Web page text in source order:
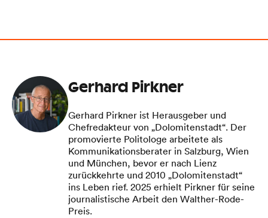
Gerhard Pirkner
Gerhard Pirkner ist Herausgeber und
Chefredakteur von „Dolomitenstadt“. Der
promovierte Politologe arbeitete als
Kommunikationsberater in Salzburg, Wien
und München, bevor er nach Lienz
zurückkehrte und 2010 „Dolomitenstadt“
ins Leben rief. 2025 erhielt Pirkner für seine
journalistische Arbeit den Walther-Rode-
Preis.